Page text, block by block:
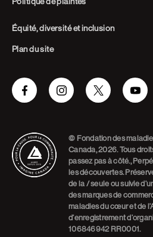
Équité, diversité et inclusion
Plan du site
FacebookInstagramTwitter
© Fondation des
Canada, 2026. Tous
passez pas à côté.,
les découvertes.
de la / seule ou suivie
des marques de
maladies du cœur et de
d’enregistrement
106846942 RR0001.